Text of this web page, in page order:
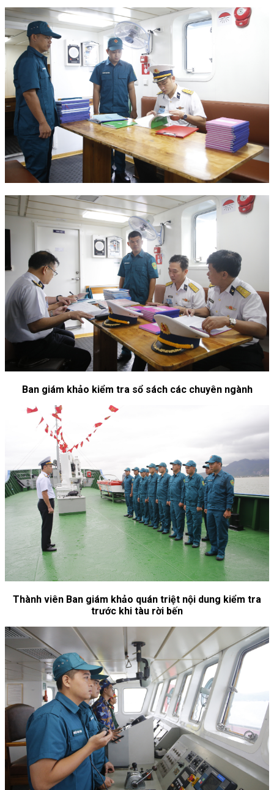
Ban giám khảo kiểm tra sổ sách các chuyên ngành
Thành viên Ban giám khảo quán triệt nội dung kiểm tra
trước khi tàu rời bến